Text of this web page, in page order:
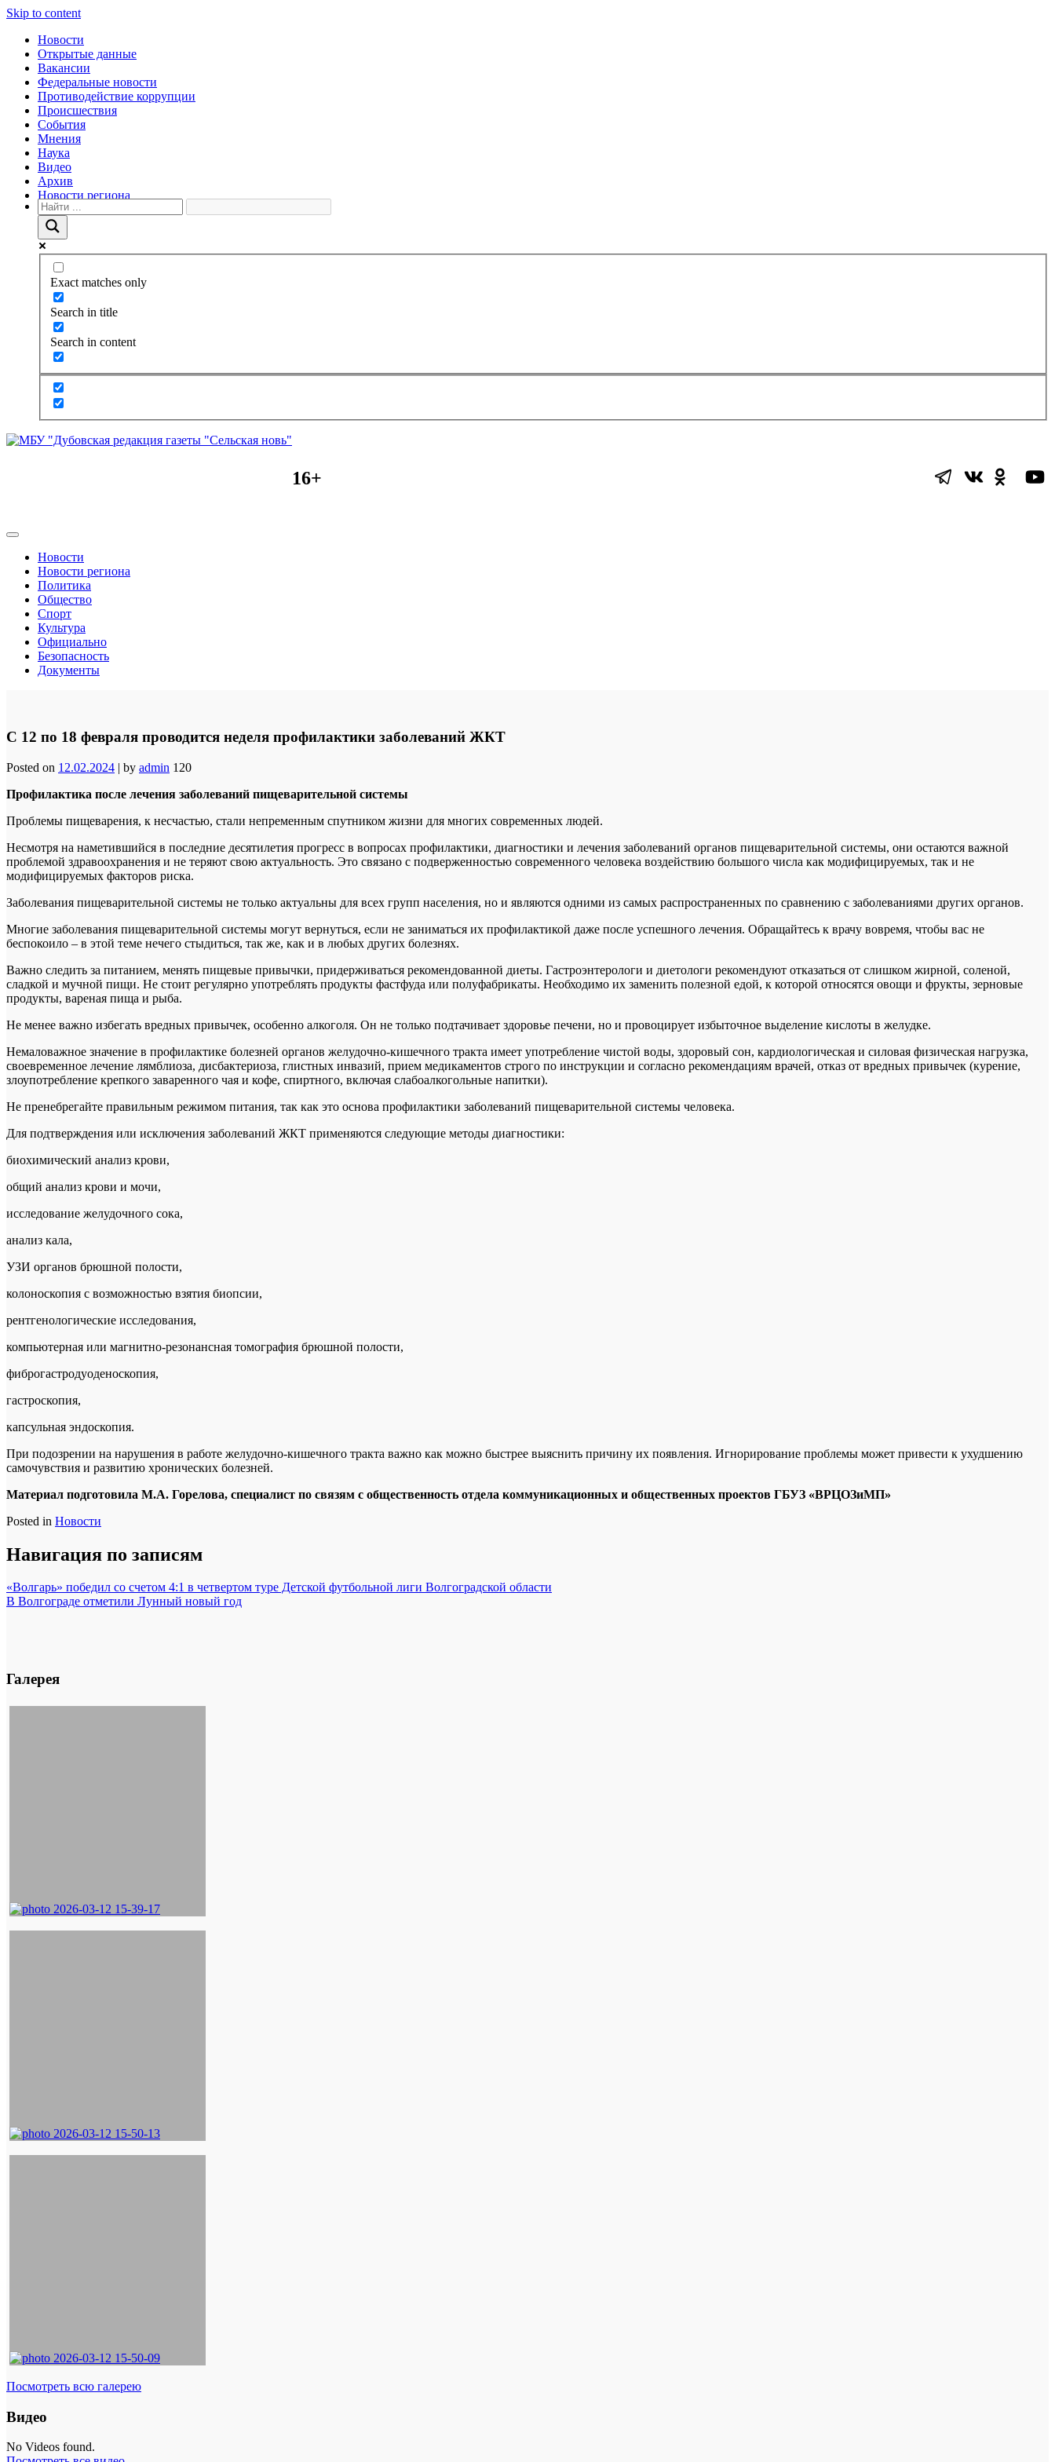
Skip to content
Новости
Открытые данные
Вакансии
Федеральные новости
Противодействие коррупции
Происшествия
События
Мнения
Наука
Видео
Архив
Новости региона
Exact matches only
Search in title
Search in content
16+
Новости
Новости региона
Политика
Общество
Спорт
Культура
Официально
Безопасность
Документы
С 12 по 18 февраля проводится неделя профилактики заболеваний ЖКТ
Posted on 12.02.2024 | by admin 120
Профилактика после лечения заболеваний пищеварительной системы
Проблемы пищеварения, к несчастью, стали непременным спутником жизни для многих современных людей.
Несмотря на наметившийся в последние десятилетия прогресс в вопросах профилактики, диагностики и лечения заболеваний органов пищеварительной системы, они остаются важной
проблемой здравоохранения и не теряют свою актуальность. Это связано с подверженностью современного человека воздействию большого числа как модифицируемых, так и не
модифицируемых факторов риска.
Заболевания пищеварительной системы не только актуальны для всех групп населения, но и являются одними из самых распространенных по сравнению с заболеваниями других органов.
Многие заболевания пищеварительной системы могут вернуться, если не заниматься их профилактикой даже после успешного лечения. Обращайтесь к врачу вовремя, чтобы вас не
беспокоило – в этой теме нечего стыдиться, так же, как и в любых других болезнях.
Важно следить за питанием, менять пищевые привычки, придерживаться рекомендованной диеты. Гастроэнтерологи и диетологи рекомендуют отказаться от слишком жирной, соленой,
сладкой и мучной пищи. Не стоит регулярно употреблять продукты фастфуда или полуфабрикаты. Необходимо их заменить полезной едой, к которой относятся овощи и фрукты, зерновые
продукты, вареная пища и рыба.
Не менее важно избегать вредных привычек, особенно алкоголя. Он не только подтачивает здоровье печени, но и провоцирует избыточное выделение кислоты в желудке.
Немаловажное значение в профилактике болезней органов желудочно-кишечного тракта имеет употребление чистой воды, здоровый сон, кардиологическая и силовая физическая нагрузка,
своевременное лечение лямблиоза, дисбактериоза, глистных инвазий, прием медикаментов строго по инструкции и согласно рекомендациям врачей, отказ от вредных привычек (курение,
злоупотребление крепкого заваренного чая и кофе, спиртного, включая слабоалкогольные напитки).
Не пренебрегайте правильным режимом питания, так как это основа профилактики заболеваний пищеварительной системы человека.
Для подтверждения или исключения заболеваний ЖКТ применяются следующие методы диагностики:
биохимический анализ крови,
общий анализ крови и мочи,
исследование желудочного сока,
анализ кала,
УЗИ органов брюшной полости,
колоноскопия с возможностью взятия биопсии,
рентгенологические исследования,
компьютерная или магнитно-резонансная томография брюшной полости,
фиброгастродуоденоскопия,
гастроскопия,
капсульная эндоскопия.
При подозрении на нарушения в работе желудочно-кишечного тракта важно как можно быстрее выяснить причину их появления. Игнорирование проблемы может привести к ухудшению
самочувствия и развитию хронических болезней.
Материал подготовила М.А. Горелова, специалист по связям с общественность отдела коммуникационных и общественных проектов ГБУЗ «ВРЦОЗиМП»
Posted in Новости
Навигация по записям
«Волгарь» победил со счетом 4:1 в четвертом туре Детской футбольной лиги Волгоградской области
В Волгограде отметили Лунный новый год
Галерея
Посмотреть всю галерею
Видео
No Videos found.